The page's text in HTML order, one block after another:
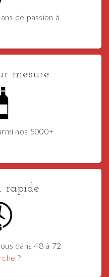
de passion à
mesure
nos 5000+
rapide
dans 48 à 72
?